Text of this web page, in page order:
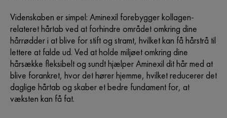
Videnskaben er simpel: Aminexil forebygger kollagen-
relateret hårtab ved at forhindre området omkring dine
hårrødder i at blive for stift og stramt, hvilket kan få hårstrå til
lettere at falde ud. Ved at holde miljøet omkring dine
hårsække fleksibelt og sundt hjælper Aminexil dit hår med at
blive forankret, hvor det hører hjemme, hvilket reducerer det
daglige hårtab og skaber et bedre fundament for, at
væksten kan få fat.